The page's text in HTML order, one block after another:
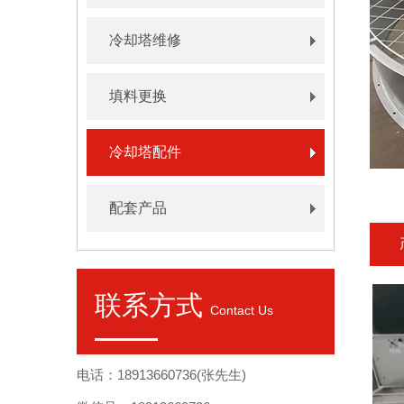
冷却塔维修
填料更换
冷却塔配件
配套产品
联系方式 Contact Us
电话：18913660736(张先生)